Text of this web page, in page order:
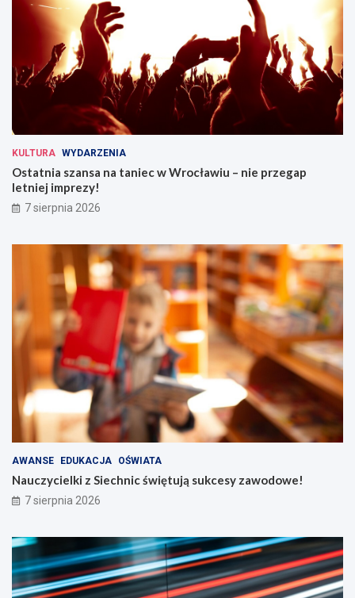
KULTURA WYDARZENIA
Ostatnia szansa na taniec w Wrocławiu – nie przegap
letniej imprezy!
7 sierpnia 2026
AWANSE EDUKACJA OŚWIATA
Nauczycielki z Siechnic świętują sukcesy zawodowe!
7 sierpnia 2026